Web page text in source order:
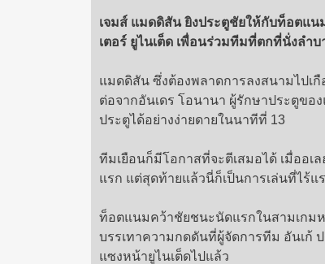
เจมส์ แมดดิสัน ยิงประตูชัยให้กับท็อตแน
เตอร์ ยูไนเต็ด เพื่อนร่วมทีมที่ตกที่นั่งลำบ
แมดดิสัน ซึ่งต้องพลาดการลงสนามไปเกื
ต่อจากอันเดร โอนานา ผู้รักษาประตูขอ
ประตูได้อย่างง่ายดายในนาทีที่ 13
ทีมเยือนก็มีโอกาสที่จะตีเสมอได้ เมื่ออเ
แรก แต่สุดท้ายแล้วนี่ก็เป็นการเล่นที่ไร้
ท็อตแนมคว้าชัยชนะนัดแรกในสามเกม
บรรเทาความกดดันที่ผู้จัดการทีม อันเก้
แซงหน้ายูไนเต็ดไปแล้ว